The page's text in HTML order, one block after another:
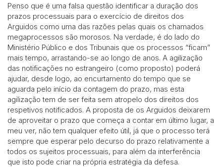
Penso que é uma falsa questão identificar a duração dos
prazos processuais para o exercício de direitos dos
Arguidos como uma das razões pelas quais os chamados
megaprocessos são morosos. Na verdade, é do lado do
Ministério Público e dos Tribunais que os processos “ficam”
mais tempo, arrastando-se ao longo de anos. A agilização
das notificações no estrangeiro (como proposto) poderá
ajudar, desde logo, ao encurtamento do tempo que se
aguarda pelo início da contagem do prazo, mas esta
agilização tem de ser feita sem atropelo dos direitos dos
respetivos notificados. A proposta de os Arguidos deixarem
de aproveitar o prazo que começa a contar em último lugar, a
meu ver, não tem qualquer efeito útil, já que o processo terá
sempre que esperar pelo decurso do prazo relativamente a
todos os sujeitos processuais, para além da interferência
que isto pode criar na própria estratégia da defesa.